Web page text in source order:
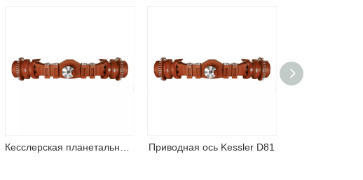
Приводная ось Kessler D81